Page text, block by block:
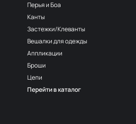
Перья и Боа
Канты
Застежки/Клеванты
Вешалки для одежды
Аппликации
Броши
Цепи
Перейти в каталог